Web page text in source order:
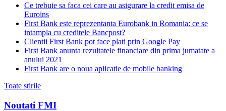
Ce trebuie sa faca cei care au asigurare la credit emisa de
Euroins
First Bank este reprezentanta Eurobank in Romania: ce se
intampla cu creditele Bancpost?
Clientii First Bank pot face plati prin Google Pay
First Bank anunta rezultatele financiare din prima jumatate a
anului 2021
First Bank are o noua aplicatie de mobile banking
Toate stirile
Noutati FMI